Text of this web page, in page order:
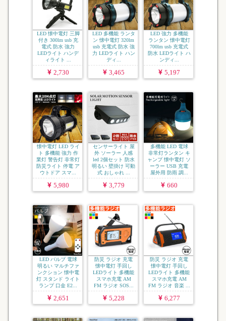
LED 懐中電灯 三脚
付き 300lm usb 充
電式 防水 強力
LEDライト ハンデ
ィライト ...
2,730
LED 多機能 ランタ
ン 懐中電灯 320lm
usb 充電式 防水 強
力 LEDライト ハン
ディ...
3,465
LED 強力 多機能
ランタン 懐中電灯
700lm usb 充電式
防水 LEDライト ハ
ンディ...
5,197
懐中電灯 LED ライ
ト 多機能 強力 作
業灯 警告灯 非常灯
防災ライト 停電 ア
ウトドア スマ...
5,980
センサーライト 屋
外 ソーラー 人感
led 2個セット 防水
明るい 壁掛け 可動
式 おしゃれ ...
3,779
多機能 LED 電球
非常灯ランタン キ
ャンプ 懐中電灯 ソ
ーラー USB 充電
屋外用 防雨 調...
660
LED バルブ 電球
明るい マルチファ
ンクション 懐中電
灯 スタンド ライト
ランプ 口金 E2...
2,651
防災 ラジオ 充電
懐中電灯 手回し
LEDライト 多機能
スマホ充電 AM
FM ラジオ SOS...
5,228
防災 ラジオ 充電
懐中電灯 手回し
LEDライト 多機能
スマホ充電 AM
FM ラジオ 音楽 ...
6,277